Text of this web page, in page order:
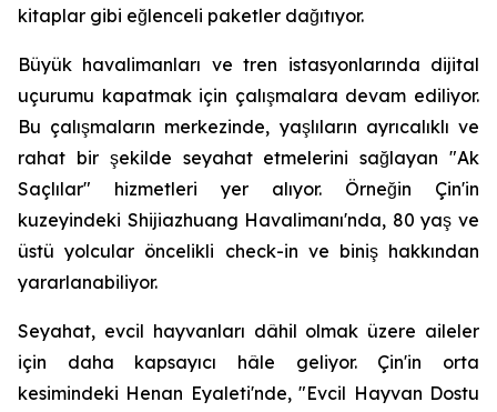
kitaplar gibi eğlenceli paketler dağıtıyor.
Büyük havalimanları ve tren istasyonlarında dijital
uçurumu kapatmak için çalışmalara devam ediliyor.
Bu çalışmaların merkezinde, yaşlıların ayrıcalıklı ve
rahat bir şekilde seyahat etmelerini sağlayan "Ak
Saçlılar" hizmetleri yer alıyor. Örneğin Çin'in
kuzeyindeki Shijiazhuang Havalimanı'nda, 80 yaş ve
üstü yolcular öncelikli check-in ve biniş hakkından
yararlanabiliyor.
Seyahat, evcil hayvanları dâhil olmak üzere aileler
için daha kapsayıcı hâle geliyor. Çin'in orta
kesimindeki Henan Eyaleti'nde, "Evcil Hayvan Dostu